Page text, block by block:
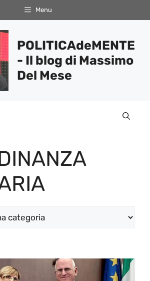
Menu
POLITICAdeMENTE
- Il blog di Massimo
Del Mese